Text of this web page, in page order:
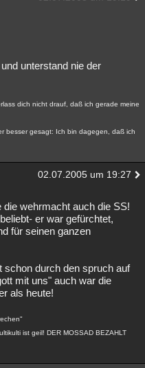
unterstand nie der
dich nicht drauf, daß ich gerade meine
besser gesagt: Ich bin dagegen, daß ich
02.07.2005 um 19:27
wehrmacht auch die SS!
er war gefürchtet,
für seinen ganzen
schon durch den spruch auf
mit uns" auch war die
als heute!
ist geil! DER MOSSAD BEZAHLT